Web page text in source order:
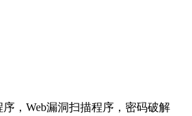
，Web漏洞扫描程序，密码破解